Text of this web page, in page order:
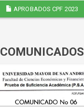
APROBADOS CPF 2023
COMUNICADOS